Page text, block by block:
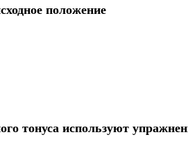
положение
тонуса используют